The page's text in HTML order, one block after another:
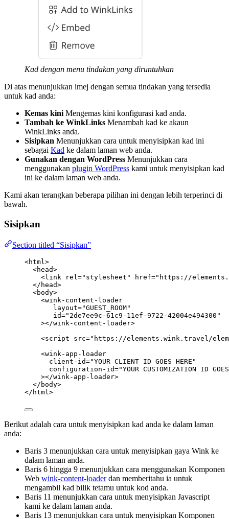
Kad dengan menu tindakan yang diruntuhkan
Di atas menunjukkan imej dengan semua tindakan yang tersedia
untuk kad anda:
Kemas kini Mengemas kini konfigurasi kad anda.
Tambah ke WinkLinks Menambah kad ke akaun
WinkLinks anda.
Sisipkan Menunjukkan cara untuk menyisipkan kad ini
sebagai Kad ke dalam laman web anda.
Gunakan dengan WordPress Menunjukkan cara
menggunakan plugin WordPress kami untuk menyisipkan kad
ini ke dalam laman web anda.
Kami akan terangkan beberapa pilihan ini dengan lebih terperinci di
bawah.
Sisipkan
Section titled “Sisipkan”
<html >
<head>
<link rel =" stylesheet " href=" https://
</ head>
<body>
<wink-content-loader
layout="GUEST_ROOM"
id=" 2de7ee9c-61c9-11ef-9722-42004e494300 "
></wink-content-loader>
<script src=" https://elements.wink.travel/
<wink-app-loader
client-id="YOUR CLIENT ID GOES HERE "
configuration-id="YOUR CUSTOMIZATION ID
></wink-app-loader>
</ body>
</ html >
Berikut adalah cara untuk menyisipkan kad anda ke dalam laman
anda:
Baris 3 menunjukkan cara untuk menyisipkan gaya Wink ke
dalam laman anda.
Baris 6 hingga 9 menunjukkan cara menggunakan Komponen
Web wink-content-loaderdan memberitahu ia untuk
mengambil kad bilik tetamu untuk kod anda.
Baris 11 menunjukkan cara untuk menyisipkan Javascript
kami ke dalam laman anda.
Baris 13 menunjukkan cara untuk menyisipkan Komponen